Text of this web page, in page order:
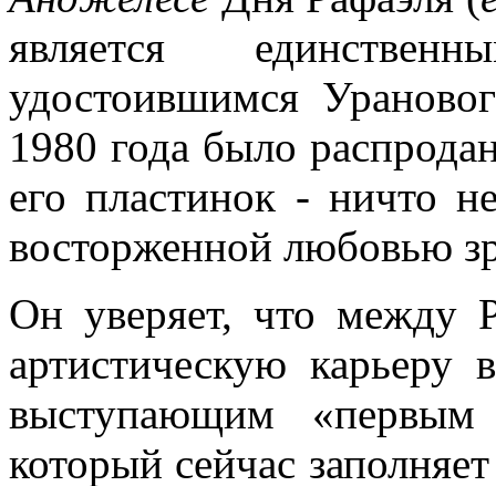
является
удостоившимся
1980 года было
его пластинок - ничто
восторженной любовью
Он уверяет, что между
артистическую карьеру
выступающим
который сейчас